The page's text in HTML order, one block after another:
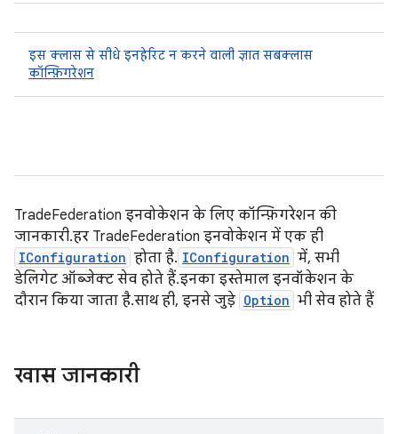
इस क्लास से सीधे इनहेरिट न करने वाली ज्ञात सबक्लास
कॉन्फ़िगरेशन
TradeFederation इनवोकेशन के लिए कॉन्फ़िगरेशन की
जानकारी. हर TradeFederation इनवोकेशन में एक ही
IConfiguration होता है. IConfiguration में, सभी
डेलिगेट ऑब्जेक्ट सेव होते हैं. इनका इस्तेमाल इनवॉकेशन के
दौरान किया जाता है. साथ ही, इनसे जुड़े Option भी सेव होते हैं
खास जानकारी